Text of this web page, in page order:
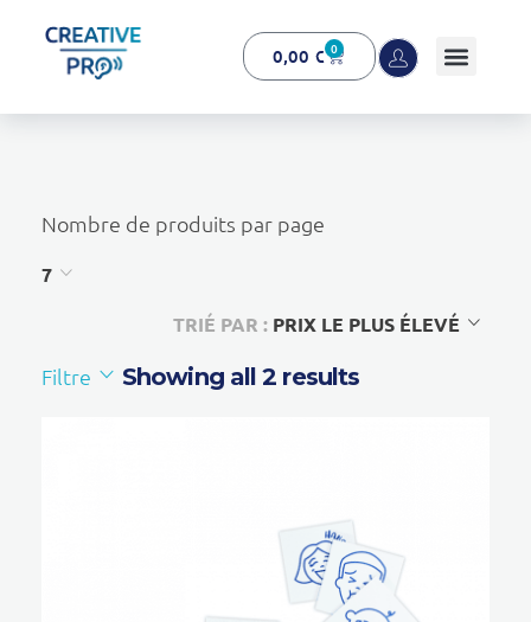
0,00 € 0
Nombre de produits par page
7
TRIÉ PAR : PRIX LE PLUS ÉLEVÉ
Filtre Showing all 2 results